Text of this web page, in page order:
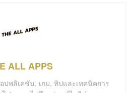
ALL APPS
ปพลิเคชัน, เกม, ทิปและเทคนิคการ